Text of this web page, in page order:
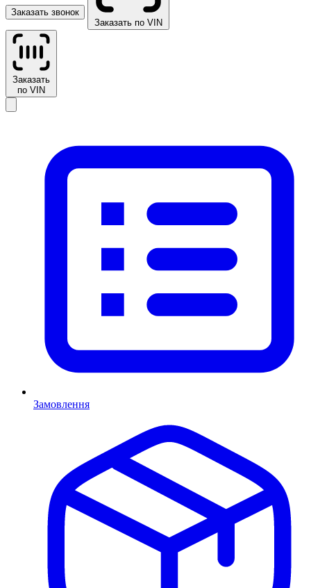
Заказать звонок
Заказать по VIN
Заказать
по VIN
Замовлення